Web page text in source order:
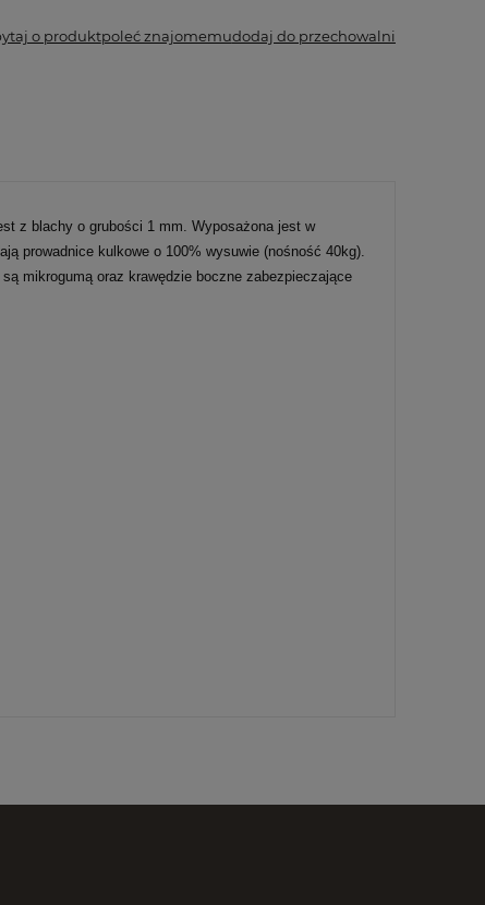
o produktpoleć znajomemudodaj do przechowalni
z blachy o grubości 1 mm. Wyposażona jest w
prowadnice kulkowe o 100% wysuwie (nośność 40kg).
mikrogumą oraz krawędzie boczne zabezpieczające